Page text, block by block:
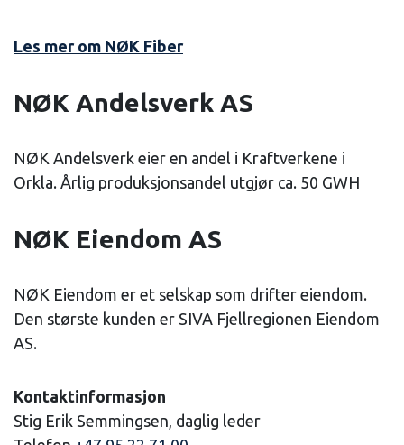
Les mer om NØK Fiber
NØK Andelsverk AS
NØK Andelsverk eier en andel i Kraftverkene i
Orkla. Årlig produksjonsandel utgjør ca. 50 GWH
NØK Eiendom AS
NØK Eiendom er et selskap som drifter eiendom.
Den største kunden er SIVA Fjellregionen Eiendom
AS.
Kontaktinformasjon
Stig Erik Semmingsen, daglig leder